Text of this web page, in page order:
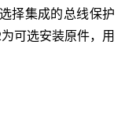
择集成的总线保护
可选安装原件，用